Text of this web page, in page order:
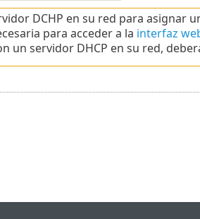
DCHP en su red para asignar
para acceder a la interfaz
un servidor DHCP en su red,